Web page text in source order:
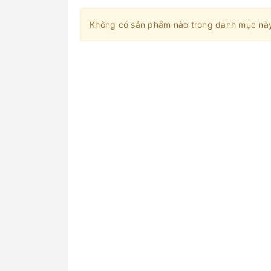
Không có sản phẩm nào trong danh mục